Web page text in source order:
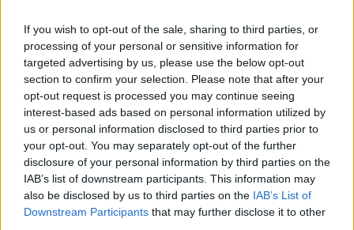
If you wish to opt-out of the sale, sharing to third parties, or
processing of your personal or sensitive information for
targeted advertising by us, please use the below opt-out
section to confirm your selection. Please note that after your
opt-out request is processed you may continue seeing
interest-based ads based on personal information utilized by
us or personal information disclosed to third parties prior to
your opt-out. You may separately opt-out of the further
disclosure of your personal information by third parties on the
IAB’s list of downstream participants. This information may
also be disclosed by us to third parties on the IAB’s List of
Downstream Participants that may further disclose it to other
THL2-es, így Jones már az új konstrukcióval
indulhatott neki a hétvégének, ám csak a 21.
rajthelyet tudta elérni, miközben Tambay
valósággal parádézott, hiszen a 11. pozícióból
indulhatott, ám végül ismét műszaki hibák
vetettek véget mindkettejük futamának – a
Hart négyhengeres turbója motorhibával
búcsúzott a Formula 1-től.
A Beatrice időközben bejelentette, hogy